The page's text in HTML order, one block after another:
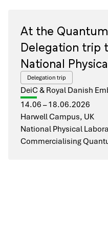
At the
Delegation trip
National
Delegation trip
DeiC & Royal Danish
14.06 – 18.06.2026
Harwell Campus, UK
National Physical
Commercialising